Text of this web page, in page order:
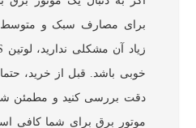
برای مصارف سبک و متوسط
خوبی باشد. قبل از خرید،
دقت بررسی کنید و مطمئن
موتور برق برای شما کافی